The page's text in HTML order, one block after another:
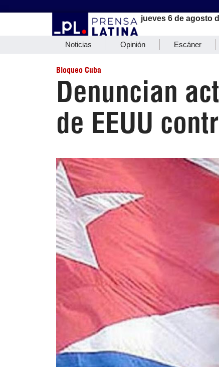
jueves 6 de agosto
Noticias Opinión Escáner
Bloqueo Cuba
Denuncian
de EEUU